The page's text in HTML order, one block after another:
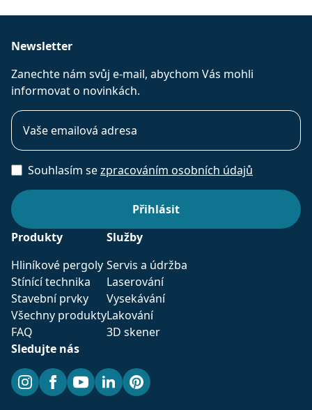
Newsletter
Zanechte nám svůj e-mail, abychom Vás mohli
informovat o novinkách.
Souhlasím sezpracováním osobních údajů
Produkty
Hliníkové pergoly
Stínící technika
Stavební prvky
Všechny produkty
FAQ
Služby
Servis a údržba
Laserování
Vysekávání
Lakování
3D skener
Sledujte nás
Instagram
FacebookYouTubeLinkedInPinterest